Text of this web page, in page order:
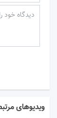
ویدیوهای